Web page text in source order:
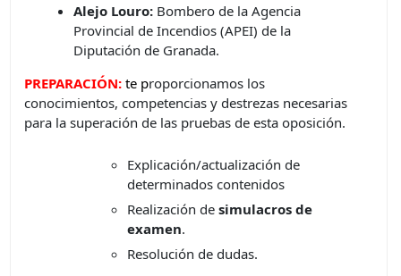
Alejo Louro: Bombero de la Agencia
Provincial de Incendios (APEI) de la
Diputación de Granada.
PREPARACIÓN:te proporcionamos los
conocimientos, competencias y destrezas necesarias
para la superación de las pruebas de esta oposición.
Explicación/actualización de
determinados contenidos
Realización desimulacros de
examen.
Resolución de dudas.